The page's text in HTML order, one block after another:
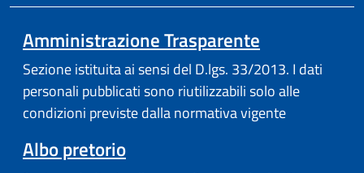
Amministrazione Trasparente
Sezione istituita ai sensi del D.lgs. 33/2013. I dati
personali pubblicati sono riutilizzabili solo alle
condizioni previste dalla normativa vigente
Albo pretorio